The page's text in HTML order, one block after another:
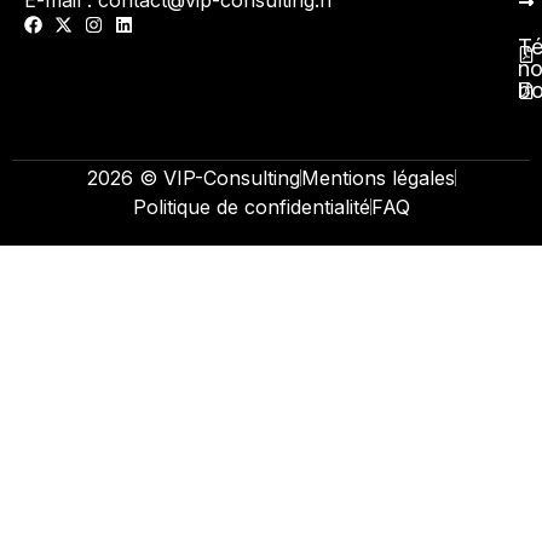
2026 © VIP-ConsultingMentions légales
Politique de confidentialitéFAQ